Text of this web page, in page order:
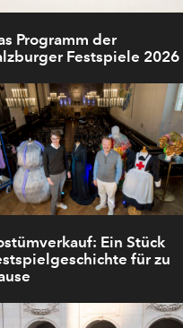
Programm der
Festspiele 2026
Ein Stück
für zu